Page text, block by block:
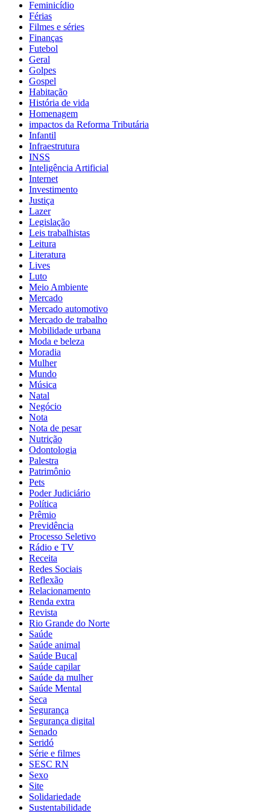
Feminicídio
Férias
Filmes e séries
Finanças
Futebol
Geral
Golpes
Gospel
Habitação
História de vida
Homenagem
impactos da Reforma Tributária
Infantil
Infraestrutura
INSS
Inteligência Artificial
Internet
Investimento
Justiça
Lazer
Legislação
Leis trabalhistas
Leitura
Literatura
Lives
Luto
Meio Ambiente
Mercado
Mercado automotivo
Mercado de trabalho
Mobilidade urbana
Moda e beleza
Moradia
Mulher
Mundo
Música
Natal
Negócio
Nota
Nota de pesar
Nutrição
Odontologia
Palestra
Patrimônio
Pets
Poder Judiciário
Política
Prêmio
Previdência
Processo Seletivo
Rádio e TV
Receita
Redes Sociais
Reflexão
Relacionamento
Renda extra
Revista
Rio Grande do Norte
Saúde
Saúde animal
Saúde Bucal
Saúde capilar
Saúde da mulher
Saúde Mental
Seca
Segurança
Segurança digital
Senado
Seridó
Série e filmes
SESC RN
Sexo
Site
Solidariedade
Sustentabilidade